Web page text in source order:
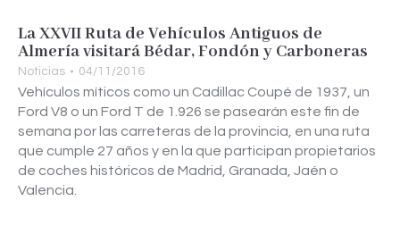
La XXVII Ruta de Vehículos Antiguos de
Almería visitará Bédar, Fondón y Carboneras
Noticias 04/11/2016
Vehículos míticos como un Cadillac Coupé de 1937, un
Ford V8 o un Ford T de 1.926 se pasearán este fin de
semana por las carreteras de la provincia, en una ruta
que cumple 27 años y en la que participan propietarios
de coches históricos de Madrid, Granada, Jaén o
Valencia.